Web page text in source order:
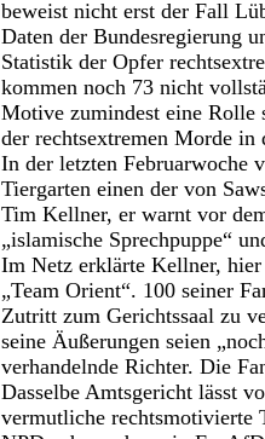
beweist nicht erst der Fall
Daten der Bundesregierung
Statistik der Opfer
kommen noch 73 nicht
Motive zumindest eine Rolle
der rechtsextremen Morde
In der letzten Februarwoche
Tiergarten einen der von
Tim Kellner, er warnt vor
„islamische Sprechpuppe“
Im Netz erklärte Kellner, hier
„Team Orient“. 100 seiner
Zutritt zum Gerichtssaal zu
seine Äußerungen seien
verhandelnde Richter. Die
Dasselbe Amtsgericht lässt
vermutliche rechtsmotivierte